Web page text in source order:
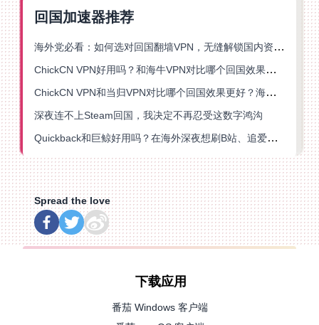
回国加速器推荐
海外党必看：如何选对回国翻墙VPN，无缝解锁国内资源？
ChickCN VPN好用吗？和海牛VPN对比哪个回国效果更好？
ChickCN VPN和当归VPN对比哪个回国效果更好？海外党亲测后选了它
深夜连不上Steam回国，我决定不再忍受这数字鸿沟
Quickback和巨鲸好用吗？在海外深夜想刷B站、追爱奇艺的你，或许正需要这份答案
Spread the love
下载应用
番茄 Windows 客户端